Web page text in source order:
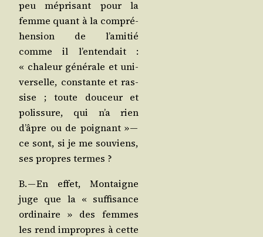
peu mépri­sant pour la
femme quant à la com­pré­
hen­sion de l’a­mi­tié
comme il l’en­ten­dait :
« cha­leur géné­rale et uni­
ver­selle, constante et ras­
sise ; toute dou­ceur et
polis­sure, qui n’a rien
d’âpre ou de poi­gnant » —
ce sont, si je me sou­viens,
ses propres termes ?
B. — En effet, Mon­taigne
juge que la « suf­fi­sance
ordi­naire » des femmes
les rend impropres à cette